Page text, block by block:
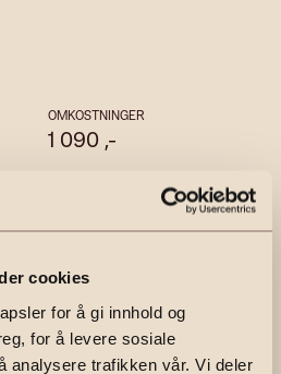
cookies
for å gi innhold og
for å levere sosiale
analysere trafikken vår. Vi deler
OMKOSTNINGER
1 090,-
FELLESKOSTNADER
per mnd
19 628
INTERNT BRUKSAREAL
57m2